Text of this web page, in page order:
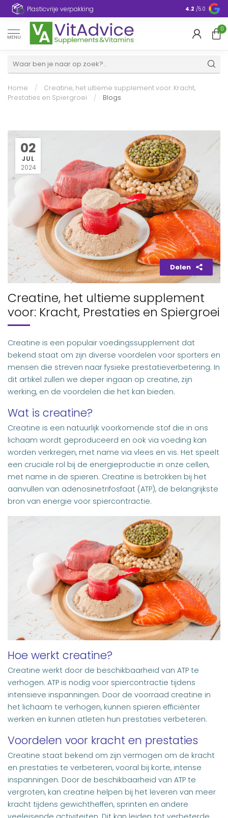
Plasticvrije verpakking 4.2 /5.0
MENU
0
Home /
Creatine, het ultieme supplement voor: Kracht,
Prestaties en Spiergroei
/ Blogs
02
JUL
2024
Delen
Creatine, het ultieme supplement
voor: Kracht, Prestaties en Spiergroei
Creatine is een populair voedingssupplement dat
bekend staat om zijn diverse voordelen voor sporters en
mensen die streven naar fysieke prestatieverbetering. In
dit artikel zullen we dieper ingaan op creatine, zijn
werking, en de voordelen die het kan bieden.
Wat is creatine?
Creatine is een natuurlijk voorkomende stof die in ons
lichaam wordt geproduceerd en ook via voeding kan
worden verkregen, met name via vlees en vis. Het speelt
een cruciale rol bij de energieproductie in onze cellen,
met name in de spieren. Creatine is betrokken bij het
aanvullen van adenosinetrifosfaat (ATP), de belangrijkste
bron van energie voor spiercontractie.
Hoe werkt creatine?
Creatine werkt door de beschikbaarheid van ATP te
verhogen. ATP is nodig voor spiercontractie tijdens
intensieve inspanningen. Door de voorraad creatine in
het lichaam te verhogen, kunnen spieren efficiënter
werken en kunnen atleten hun prestaties verbeteren.
Voordelen voor kracht en prestaties
Creatine staat bekend om zijn vermogen om de kracht
en prestaties te verbeteren, vooral bij korte, intense
inspanningen. Door de beschikbaarheid van ATP te
vergroten, kan creatine helpen bij het leveren van meer
kracht tijdens gewichtheffen, sprinten en andere